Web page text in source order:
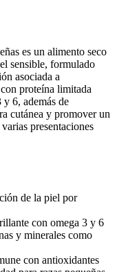
es un alimento seco
sensible, formulado
asociada a
proteína limitada
y 6, además de
cutánea y promover un
presentaciones
de la piel por
con omega 3 y 6
y minerales como
con antioxidantes